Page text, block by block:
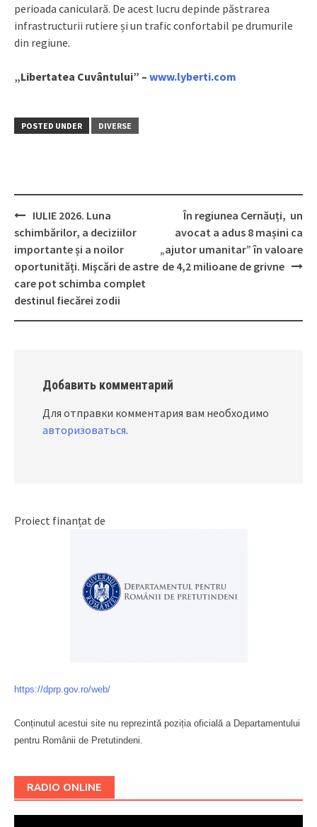
perioada caniculară. De acest lucru depinde păstrarea
infrastructurii rutiere și un trafic confortabil pe drumurile
din regiune.
„Libertatea Cuvântului” – www.lyberti.com
POSTED UNDER DIVERSE
Post
navigation
IULIE 2026. Luna
schimbărilor, a deciziilor
importante și a noilor
oportunități. Mişcări de astre
care pot schimba complet
destinul fiecărei zodii
În regiunea Cernăuți, un
avocat a adus 8 mașini ca
„ajutor umanitar” în valoare
de 4,2 milioane de grivne
Добавить комментарий
Для отправки комментария вам необходимо
авторизоваться.
Proiect finanțat de
https://dprp.gov.ro/web/
Conținutul acestui site nu reprezintă poziția oficială a Departamentului
pentru Românii de Pretutindeni.
RADIO ONLINE